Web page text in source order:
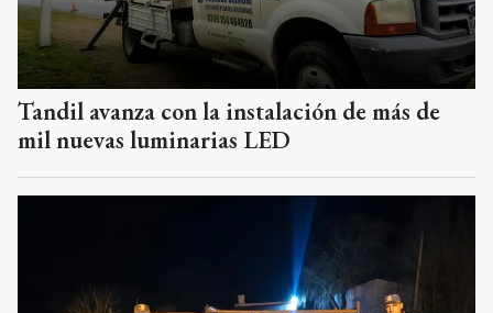
Tandil avanza con la instalación de más de
mil nuevas luminarias LED